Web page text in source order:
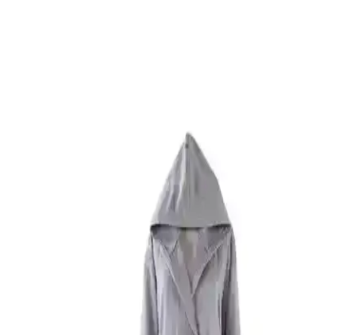
İki popüler bornoz markasının özelliklerini ve kullanıcı yorumlarını
karşılaştırarak, konfor ve stil açısından en uygun seçeneği
belirlemenize yardımcı oluyoruz.
Soley Minerva Bornoz: Yüksek Kalite ve
Fonksiyonellik ile Günlük Konforunuzu Artırın
Soley Minerva bornoz, yüksek kalite ve fonksiyonellik sunar. %100
pamuk yapısı, su emiciliği ve dayanıklılığıyla öne çıkan ürün, uzun
süre kullanıma uygundur ve ev konforunu artırır.
Özdilek Bornoz Setleri Karşılaştırması: Pamuk
Orkide ve Point Happy Aile Setleri